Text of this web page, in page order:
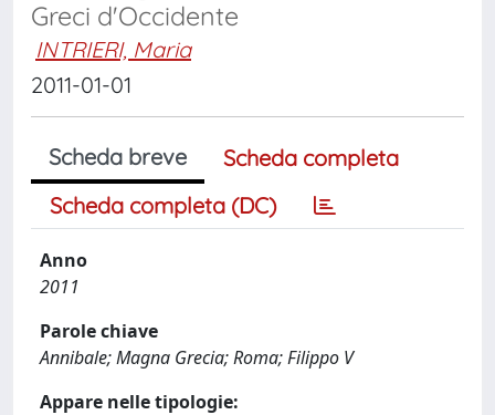
Greci d'Occidente
INTRIERI, Maria
2011-01-01
Scheda breve
Scheda completa
Scheda completa (DC)
Anno
2011
Parole chiave
Annibale; Magna Grecia; Roma; Filippo V
Appare nelle tipologie: